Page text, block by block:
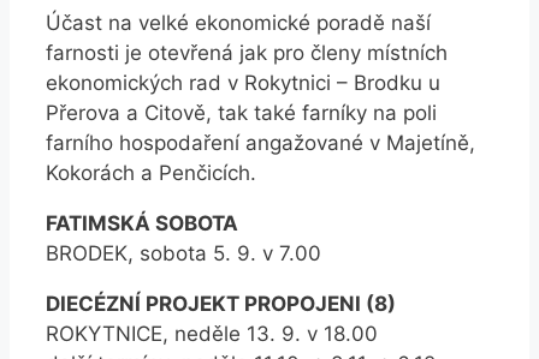
Účast na velké ekonomické poradě naší
farnosti je otevřená jak pro členy místních
ekonomických rad v Rokytnici – Brodku u
Přerova a Citově, tak také farníky na poli
farního hospodaření angažované v Majetíně,
Kokorách a Penčicích.
FATIMSKÁ SOBOTA
BRODEK, sobota 5. 9. v 7.00
DIECÉZNÍ PROJEKT PROPOJENI (8)
ROKYTNICE, neděle 13. 9. v 18.00